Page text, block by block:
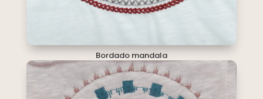
Bordado mandala